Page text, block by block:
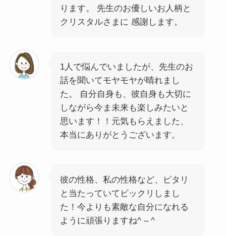
ります。 先生のお優しいお人柄と
クリスタルさまに 感謝します。
1人で悩んでいましたが、先生のお
話を聞いてモヤモヤが晴れまし
た。 自分自身も、彼自身も大切に
しながら今ま未来も楽しみたいと
思います！！元気もらえました、
本当にありがとうございます。
彼の性格、私の性格など、ピタリ
と当たっていてビックリしまし
た！今よりも素敵な自分になれる
ように頑張りますね^ – ^